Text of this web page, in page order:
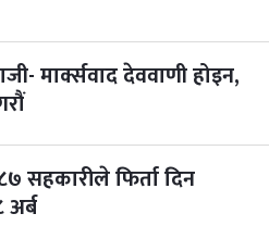
मार्क्सवाद देववाणी होइन,
सहकारीले फिर्ता दिन